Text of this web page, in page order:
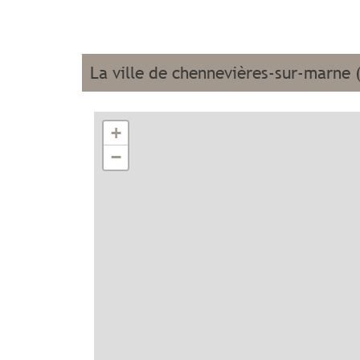
la ville de chennevières-sur-marne
+
−